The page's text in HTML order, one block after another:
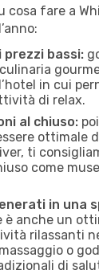
cosa fare a
bassi:
in cui
di relax.
al chiuso:
ottimale
ti
come
in una
è anche un
rilassanti
o
di